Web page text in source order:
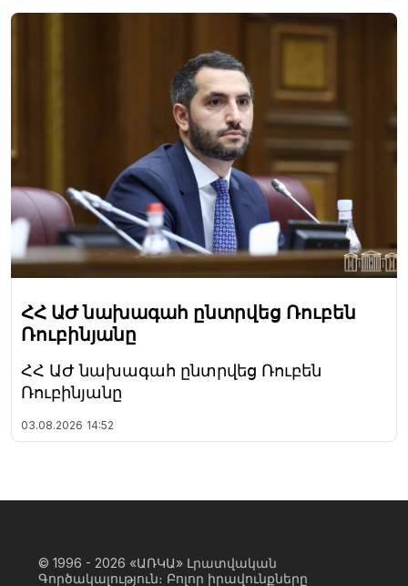
ՀՀ ԱԺ նախագահ ընտրվեց Ռուբեն
Ռուբինյանը
ՀՀ ԱԺ նախագահ ընտրվեց Ռուբեն
Ռուբինյանը
03.08.2026 14:52
© 1996 - 2026 «ԱՌԿԱ» Լրատվական
Գործակալություն։ Բոլոր իրավունքները